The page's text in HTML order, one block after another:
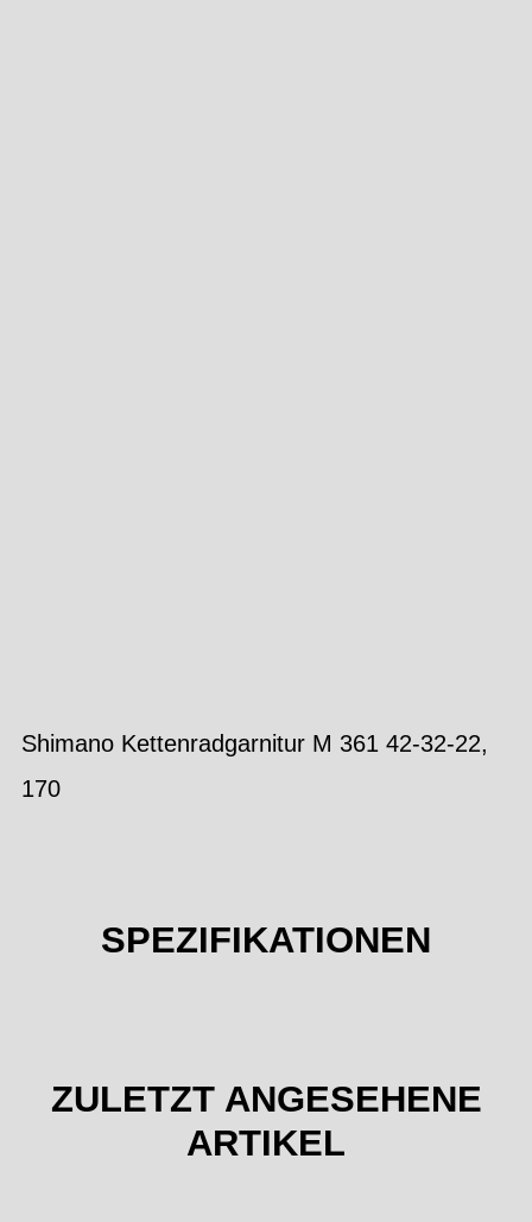
Shimano Kettenradgarnitur M 361 42-32-22,
170
SPEZIFIKATIONEN
ZULETZT ANGESEHENE
ARTIKEL